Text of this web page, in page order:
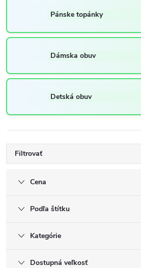
Pánske topánky
Dámska obuv
Detská obuv
Filtrovať
Cena
Podľa štítku
Kategórie
Dostupná veľkosť